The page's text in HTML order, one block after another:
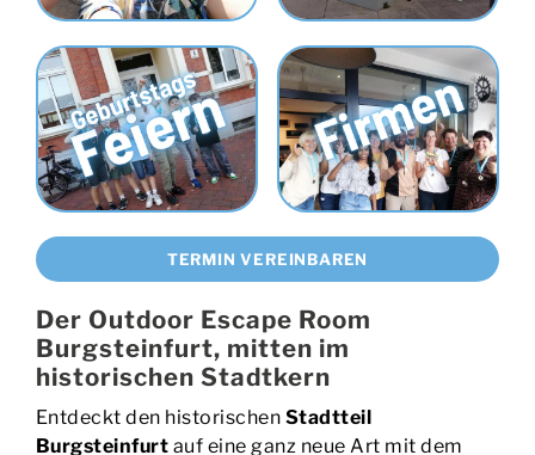
TERMIN VEREINBAREN
Der Outdoor Escape Room
Burgsteinfurt, mitten im
historischen Stadtkern
Entdeckt den historischenStadtteil
Outdoor Escape RoomBurgsteinfurt – einem